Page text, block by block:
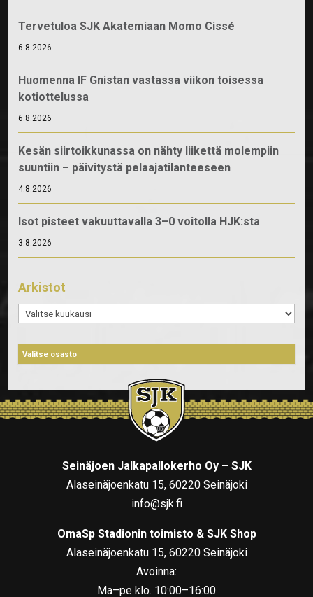
Tervetuloa SJK Akatemiaan Momo Cissé
6.8.2026
Huomenna IF Gnistan vastassa viikon toisessa
kotiottelussa
6.8.2026
Kesän siirtoikkunassa on nähty liikettä molempiin
suuntiin – päivitystä pelaajatilanteeseen
4.8.2026
Isot pisteet vakuuttavalla 3–0 voitolla HJK:sta
3.8.2026
Arkistot
Arkistot
Seinäjoen Jalkapallokerho Oy – SJK
Alaseinäjoenkatu 15, 60220 Seinäjoki
info@sjk.fi
OmaSp Stadionin toimisto & SJK Shop
Alaseinäjoenkatu 15, 60220 Seinäjoki
Avoinna:
Ma–pe klo. 10:00–16:00